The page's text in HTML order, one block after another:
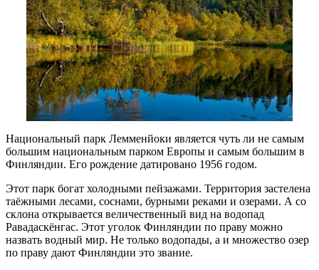
Национальный парк Лемменйоки является чуть ли не самым
большим национальным парком Европы и самым большим в
Финляндии. Его рождение датировано 1956 годом.
Этот парк богат холодными пейзажами. Территория застелена
таёжными лесами, соснами, бурными реками и озерами. А со
склона открывается величественный вид на водопад
Равадаскёнгас. Этот уголок Финляндии по праву можно
назвать водный мир. Не только водопады, а и множество озер
по праву дают Финляндии это звание.